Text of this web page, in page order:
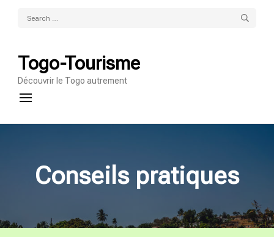
Search
Togo-Tourisme
Découvrir le Togo autrement
Conseils pratiques